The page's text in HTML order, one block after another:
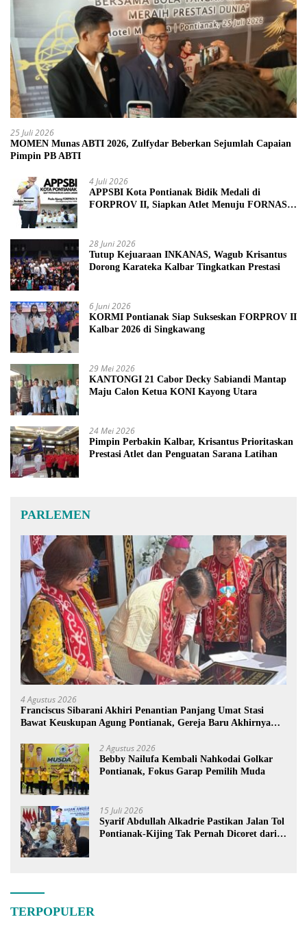
25 Juli 2026
MOMEN Munas ABTI 2026, Zulfydar Beberkan Sejumlah Capaian
Pimpin PB ABTI
4 Juli 2026
APPSBI Kota Pontianak Bidik Medali di
FORPROV II, Siapkan Atlet Menuju FORNAS
28 Juni 2026
Tutup Kejuaraan INKANAS, Wagub Krisantus
Dorong Karateka Kalbar Tingkatkan Prestasi
6 Juni 2026
KORMI Pontianak Siap Sukseskan FORPROV II
Kalbar 2026 di Singkawang
29 Mei 2026
KANTONGI 21 Cabor Decky Sabiandi Mantap
Maju Calon Ketua KONI Kayong Utara
24 Mei 2026
Pimpin Perbakin Kalbar, Krisantus Prioritaskan
Prestasi Atlet dan Penguatan Sarana Latihan
PARLEMEN
4 Agustus 2026
Franciscus Sibarani Akhiri Penantian Panjang Umat Stasi
Bawat Keuskupan Agung Pontianak, Gereja Baru Akhirnya
2 Agustus 2026
Bebby Nailufa Kembali Nahkodai Golkar
Pontianak, Fokus Garap Pemilih Muda
15 Juli 2026
Syarif Abdullah Alkadrie Pastikan Jalan Tol
Pontianak-Kijing Tak Pernah Dicoret dari
TERPOPULER